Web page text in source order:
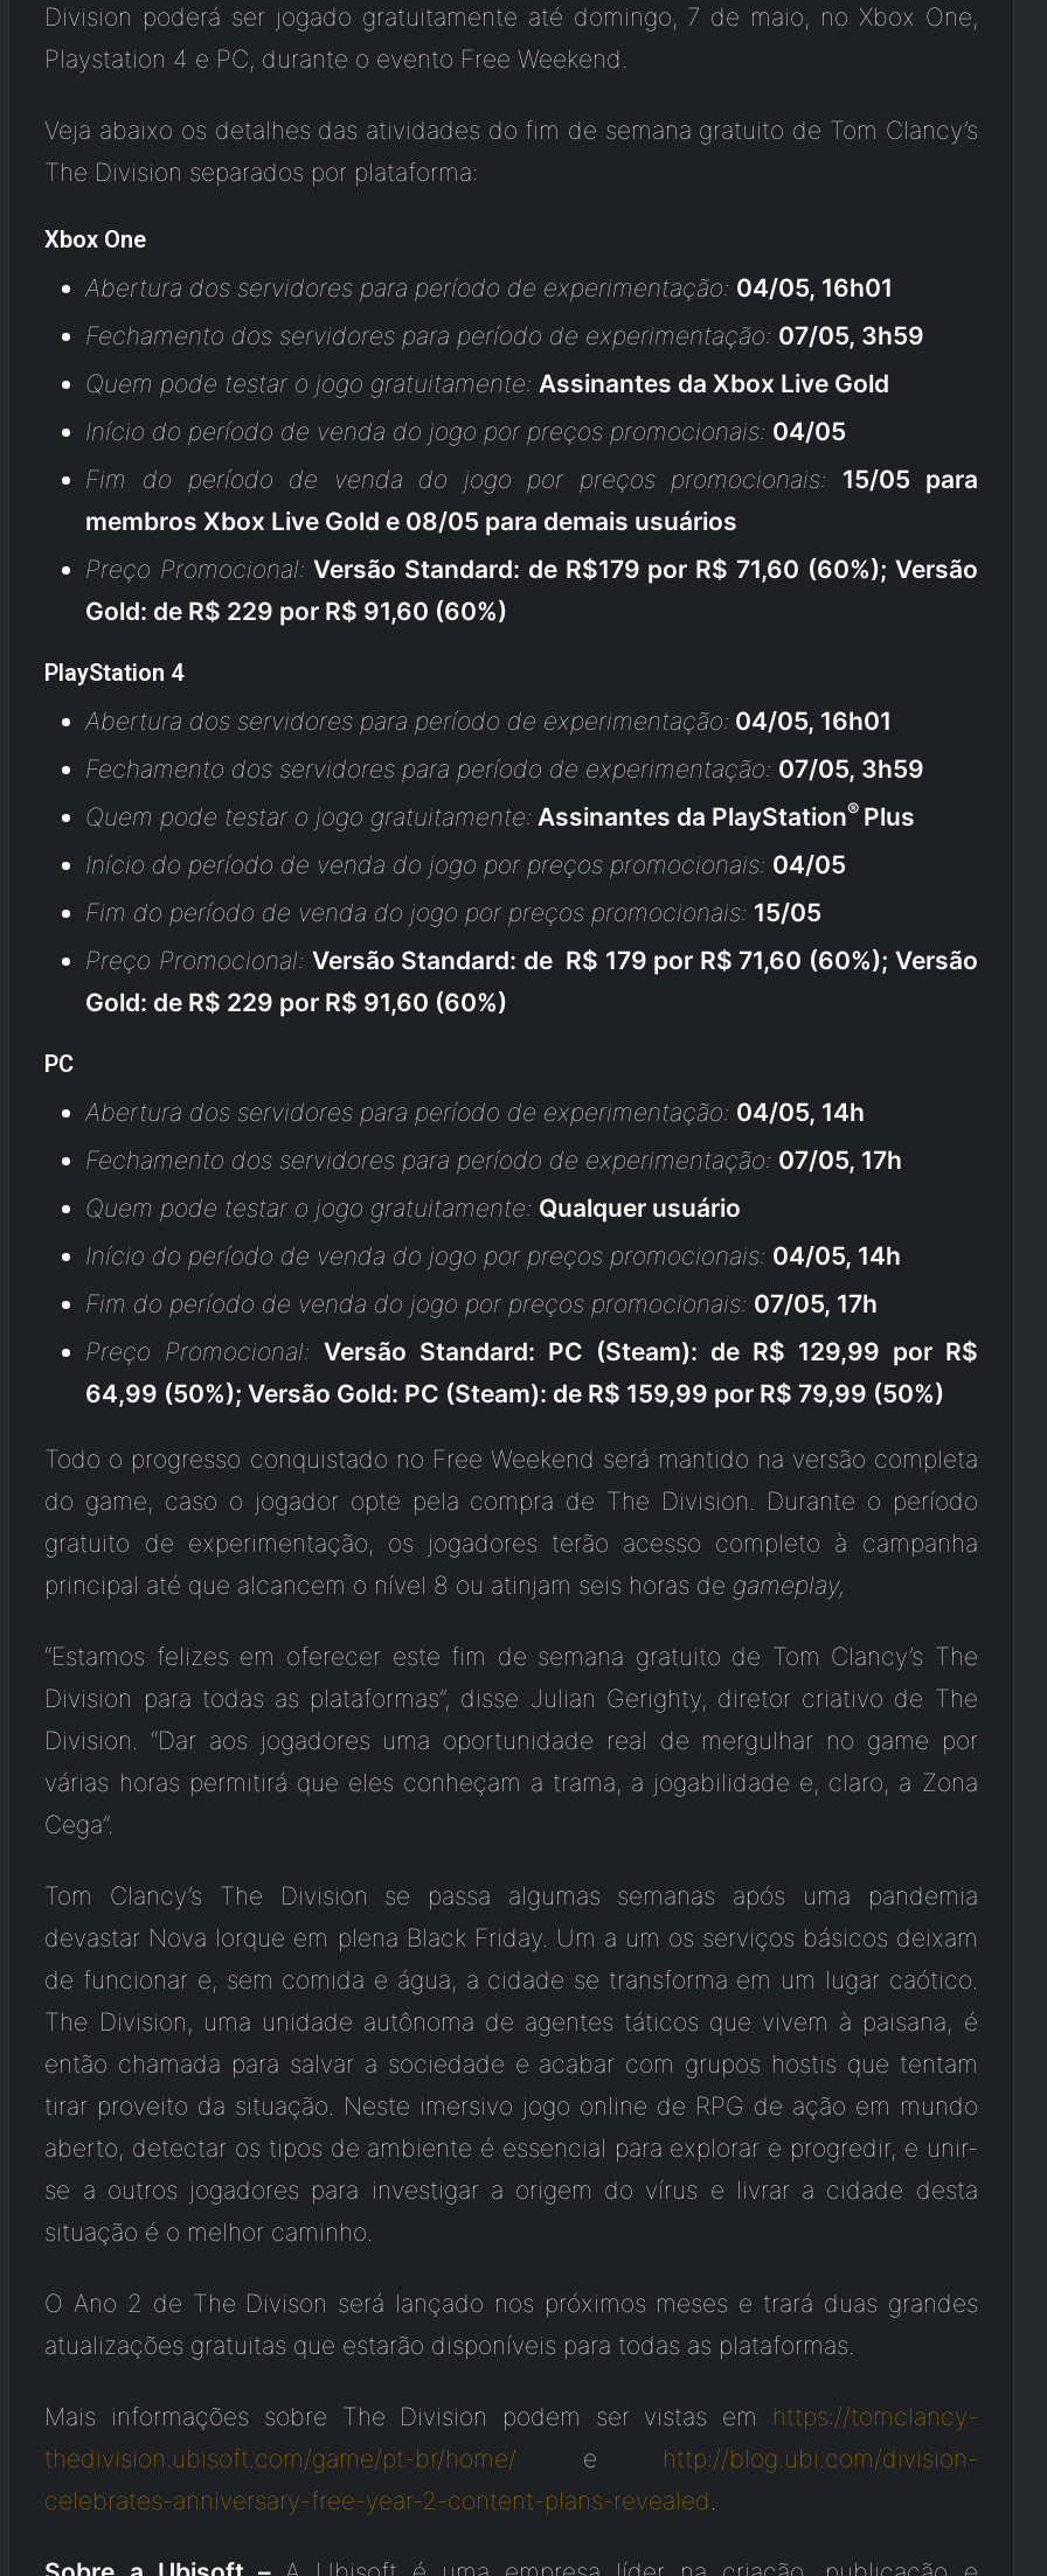
Division poderá ser jogado gratuitamente até domingo, 7 de maio, no Xbox One,
Playstation 4 e PC, durante o evento Free Weekend.
Veja abaixo os detalhes das atividades do fim de semana gratuito de Tom Clancy’s
The Division separados por plataforma:
Xbox One
Abertura dos servidores para período de experimentação: 04/05, 16h01
Fechamento dos servidores para período de experimentação: 07/05, 3h59
Quem pode testar o jogo gratuitamente: Assinantes da Xbox Live Gold
Início do período de venda do jogo por preços promocionais: 04/05
Fim do período de venda do jogo por preços promocionais:
15/05 para
membros Xbox Live Gold e 08/05 para demais usuários
Preço Promocional: Versão Standard: de R$179 por R$ 71,60 (60%); Versão
Gold: de R$ 229 por R$ 91,60 (60%)
PlayStation 4
Abertura dos servidores para período de experimentação: 04/05, 16h01
Fechamento dos servidores para período de experimentação: 07/05, 3h59
Quem pode testar o jogo gratuitamente: Assinantes da PlayStation® Plus
Início do período de venda do jogo por preços promocionais: 04/05
Fim do período de venda do jogo por preços promocionais: 15/05
Preço Promocional: Versão Standard: de R$ 179 por R$ 71,60 (60%); Versão
Gold: de R$ 229 por R$ 91,60 (60%)
PC
Abertura dos servidores para período de experimentação: 04/05, 14h
Fechamento dos servidores para período de experimentação: 07/05, 17h
Quem pode testar o jogo gratuitamente: Qualquer usuário
Início do período de venda do jogo por preços promocionais: 04/05, 14h
Fim do período de venda do jogo por preços promocionais: 07/05, 17h
Preço Promocional: Versão Standard: PC (Steam): de R$ 129,99 por R$
64,99 (50%); Versão Gold: PC (Steam): de R$ 159,99 por R$ 79,99 (50%)
Todo o progresso conquistado no Free Weekend será mantido na versão completa
do game, caso o jogador opte pela compra de The Division. Durante o período
gratuito de experimentação, os jogadores terão acesso completo à campanha
principal até que alcancem o nível 8 ou atinjam seis horas de gameplay,
“Estamos felizes em oferecer este fim de semana gratuito de Tom Clancy’s The
Division para todas as plataformas”, disse Julian Gerighty, diretor criativo de The
Division. “Dar aos jogadores uma oportunidade real de mergulhar no game por
várias horas permitirá que eles conheçam a trama, a jogabilidade e, claro, a Zona
Cega”.
Tom Clancy’s The Division se passa algumas semanas após uma pandemia
devastar Nova Iorque em plena Black Friday. Um a um os serviços básicos deixam
de funcionar e, sem comida e água, a cidade se transforma em um lugar caótico.
The Division, uma unidade autônoma de agentes táticos que vivem à paisana, é
então chamada para salvar a sociedade e acabar com grupos hostis que tentam
tirar proveito da situação. Neste imersivo jogo online de RPG de ação em mundo
aberto, detectar os tipos de ambiente é essencial para explorar e progredir, e unir-
se a outros jogadores para investigar a origem do vírus e livrar a cidade desta
situação é o melhor caminho.
O Ano 2 de The Divison será lançado nos próximos meses e trará duas grandes
atualizações gratuitas que estarão disponíveis para todas as plataformas.
Mais informações sobre The Division podem ser vistas em https://tomclancy-
thedivision.ubisoft.com/game/pt-br/home/ e http://blog.ubi.com/division-
celebrates-anniversary-free-year-2-content-plans-revealed